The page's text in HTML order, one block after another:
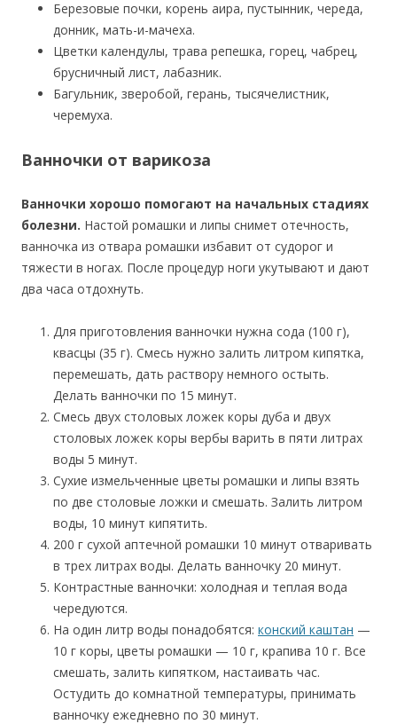
Березовые почки, корень аира, пустынник, череда,
донник, мать-и-мачеха.
Цветки календулы, трава репешка, горец, чабрец,
брусничный лист, лабазник.
Багульник, зверобой, герань, тысячелистник,
черемуха.
Ванночки от варикоза
Ванночки хорошо помогают на начальных стадиях
болезни. Настой ромашки и липы снимет отечность,
ванночка из отвара ромашки избавит от судорог и
тяжести в ногах. После процедур ноги укутывают и дают
два часа отдохнуть.
Для приготовления ванночки нужна сода (100 г),
квасцы (35 г). Смесь нужно залить литром кипятка,
перемешать, дать раствору немного остыть.
Делать ванночки по 15 минут.
Смесь двух столовых ложек коры дуба и двух
столовых ложек коры вербы варить в пяти литрах
воды 5 минут.
Сухие измельченные цветы ромашки и липы взять
по две столовые ложки и смешать. Залить литром
воды, 10 минут кипятить.
200 г сухой аптечной ромашки 10 минут отваривать
в трех литрах воды. Делать ванночку 20 минут.
Контрастные ванночки: холодная и теплая вода
чередуются.
На один литр воды понадобятся: конский каштан —
10 г коры, цветы ромашки — 10 г, крапива 10 г. Все
смешать, залить кипятком, настаивать час.
Остудить до комнатной температуры, принимать
ванночку ежедневно по 30 минут.